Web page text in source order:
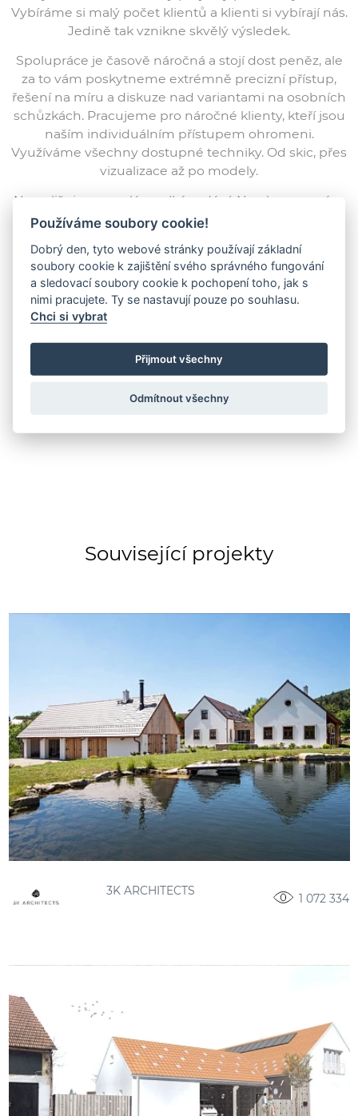
Vybíráme si malý počet klientů a klienti si vybírají nás.
Jedině tak vznikne skvělý výsledek.
Spolupráce je časově náročná a stojí dost peněz, ale
za to vám poskytneme extrémně precizní přístup,
řešení na míru a diskuze nad variantami na osobních
schůzkách. Pracujeme pro náročné klienty, kteří jsou
naším individuálním přístupem ohromeni.
Využíváme všechny dostupné techniky. Od skic, přes
vizualizace až po modely.
Nerozlišujeme malá a velká zadání. Navrhneme vám
zástavbu rodinných nebo bytových domů,
a bytů i originální interiéry s nábytkem na míru. Naší
specializací jsou novostavby luxusních rodinných
domů. Čeká nás dlouhá a náročná cesta, kterou vás
ale náš tým 3K Architects pohodlně provede.
ZOBRAZIT PROFIL
Související projekty
3K ARCHITECTS
1 072 334
Používáme soubory cookie!
Dobrý den, tyto webové stránky používají základní
soubory cookie k zajištění svého správného fungování
a sledovací soubory cookie k pochopení toho, jak s
nimi pracujete. Ty se nastavují pouze po souhlasu.
Chci si vybrat
Přijmout všechny
Odmítnout všechny